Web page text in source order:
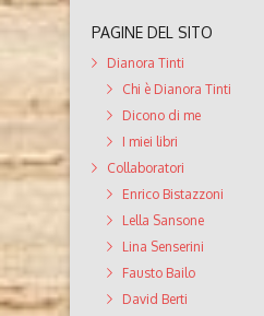
PAGINE DEL SITO
Dianora Tinti
Chi è Dianora Tinti
Dicono di me
I miei libri
Collaboratori
Enrico Bistazzoni
Lella Sansone
Lina Senserini
Fausto Bailo
David Berti